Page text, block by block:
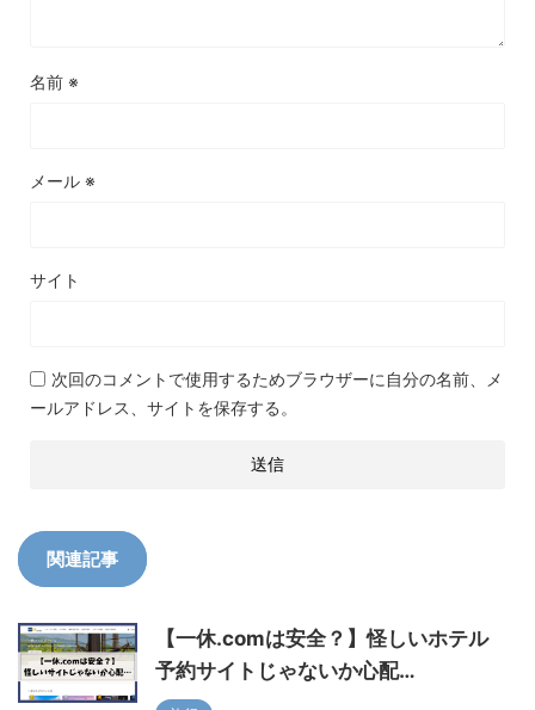
名前 ※
メール ※
サイト
次回のコメントで使用するためブラウザーに自分の名前、メ
ールアドレス、サイトを保存する。
関連記事
【一休.comは安全？】怪しいホテル
予約サイトじゃないか心配…